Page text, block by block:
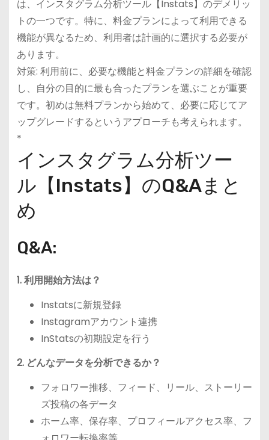
は、インスタグラム分析ツール【Instats】のデメリッ
トの一つです。特に、料金プランによって利用できる
機能が異なるため、利用者は計画的に選択する必要が
あります。
対策: 利用前に、必要な機能と料金プランの詳細を確認
し、自分の目的に最も合ったプランを選ぶことが重要
です。初めは無料プランから始めて、必要に応じてア
ップグレードするというアプローチも考えられます。
*
インスタグラム分析ツー
ル【Instats】のQ&Aまと
め
Q&A:
1. 利用開始方法は？
Instatsに新規登録
Instagramアカウント連携
InStatsの初期設定を行う
2. どんなデータを分析できるか？
フォロワー推移、フィード、リール、ストーリー
ズ投稿の各データ
ホーム率、保存率、プロフィールアクセス率、フ